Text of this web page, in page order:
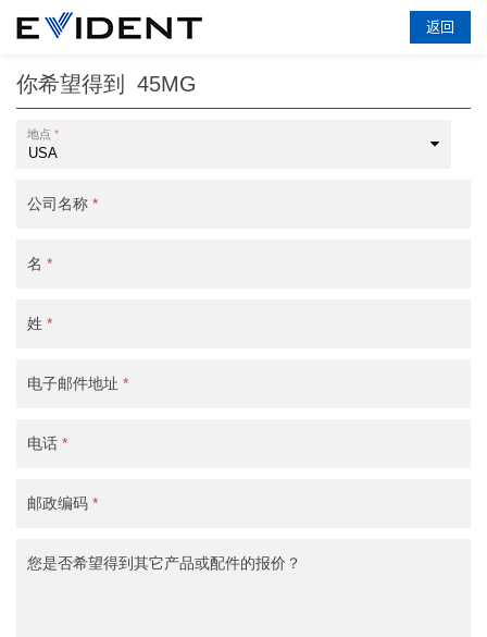
返回
你希望得到 45MG
地点 *
公司名称 *
名 *
姓 *
电子邮件地址 *
电话 *
邮政编码 *
您是否希望得到其它产品或配件的报价？